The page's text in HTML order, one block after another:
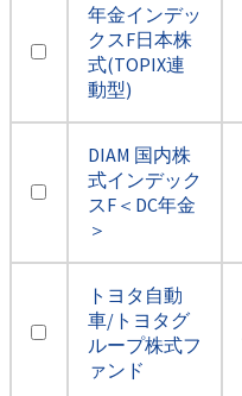
年金インデッ
クスF日本株
式(TOPIX連
動型)
DIAM 国内株
式インデック
スF＜DC年金
＞
トヨタ自動
車/トヨタグ
ループ株式フ
ァンド